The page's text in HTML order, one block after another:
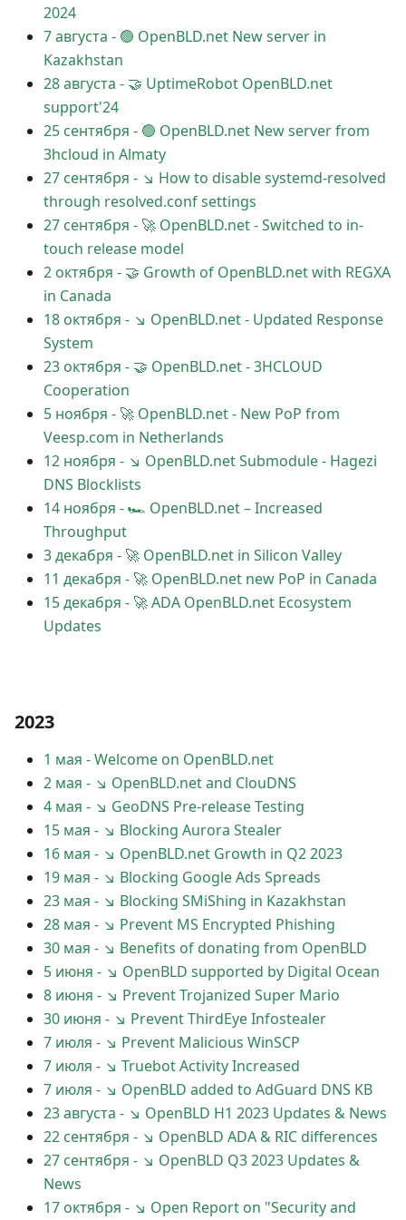
2024
7 августа - 🟢️️️️️️ OpenBLD.net New server in
Kazakhstan
28 августа - 🤝 UptimeRobot OpenBLD.net
support'24
25 сентября - 🟢️️️️️️ OpenBLD.net New server from
3hcloud in Almaty
27 сентября - ↘ How to disable systemd-resolved
through resolved.conf settings
27 сентября - 🚀 OpenBLD.net - Switched to in-
touch release model
2 октября - 🤝 Growth of OpenBLD.net with REGXA
in Canada
18 октября - ↘ OpenBLD.net - Updated Response
System
23 октября - 🤝 OpenBLD.net - 3HCLOUD
Cooperation
5 ноября - 🚀 OpenBLD.net - New PoP from
Veesp.com in Netherlands
12 ноября - ↘ OpenBLD.net Submodule - Hagezi
DNS Blocklists
14 ноября -🏎 OpenBLD.net – Increased
Throughput
3 декабря - 🚀 OpenBLD.net in Silicon Valley
11 декабря - 🚀 OpenBLD.net new PoP in Canada
15 декабря - 🚀 ADA OpenBLD.net Ecosystem
Updates
2023
1 мая -Welcome on OpenBLD.net
2 мая - ↘ OpenBLD.net and ClouDNS
4 мая - ↘ GeoDNS Pre-release Testing
15 мая - ↘ Blocking Aurora Stealer
16 мая - ↘ OpenBLD.net Growth in Q2 2023
19 мая - ↘ Blocking Google Ads Spreads
23 мая - ↘ Blocking SMiShing in Kazakhstan
28 мая - ↘ Prevent MS Encrypted Phishing
30 мая - ↘ Benefits of donating from OpenBLD
5 июня - ↘ OpenBLD supported by Digital Ocean
8 июня - ↘ Prevent Trojanized Super Mario
30 июня - ↘ Prevent ThirdEye Infostealer
7 июля - ↘ Prevent Malicious WinSCP
7 июля - ↘ Truebot Activity Increased
7 июля - ↘ OpenBLD added to AdGuard DNS KB
23 августа - ↘ OpenBLD H1 2023 Updates & News
22 сентября - ↘ OpenBLD ADA & RIC differences
27 сентября - ↘ OpenBLD Q3 2023 Updates &
News
17 октября - ↘ Open Report on "Security and